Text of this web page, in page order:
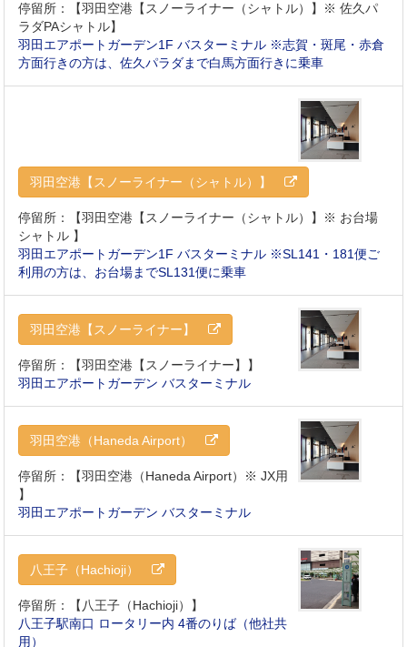
停留所：【羽田空港【スノーライナー（シャトル）】※ 佐久パ
ラダPAシャトル】
羽田エアポートガーデン1F バスターミナル ※志賀・斑尾・赤倉
方面行きの方は、佐久パラダまで白馬方面行きに乗車
羽田空港【スノーライナー（シャトル）】
停留所：【羽田空港【スノーライナー（シャトル）】※ お台場
シャトル 】
羽田エアポートガーデン1F バスターミナル ※SL141・181便ご
利用の方は、お台場までSL131便に乗車
羽田空港【スノーライナー】
停留所：【羽田空港【スノーライナー】】
羽田エアポートガーデン バスターミナル
羽田空港（Haneda Airport）
停留所：【羽田空港（Haneda Airport）※ JX用
】
羽田エアポートガーデン バスターミナル
八王子（Hachioji）
停留所：【八王子（Hachioji）】
八王子駅南口 ロータリー内 4番のりば（他社共
用）